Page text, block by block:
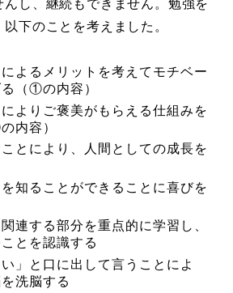
し、継続もできません。勉強を
下のことを考えました。
よるメリットを考えてモチベー
（①の内容）
よりご褒美がもらえる仕組みを
内容）
とにより、人間としての成長を
知ることができることに喜びを
連する部分を重点的に学習し、
とを認識する
い」と口に出して言うことによ
洗脳する